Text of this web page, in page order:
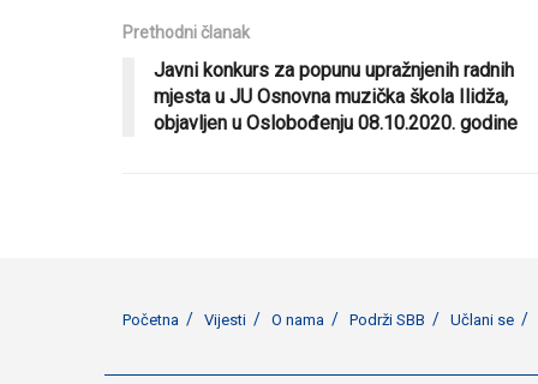
Prethodni članak
Javni konkurs za popunu upražnjenih radnih
mjesta u JU Osnovna muzička škola Ilidža,
objavljen u Oslobođenju 08.10.2020. godine
Početna Vijesti O nama Podrži SBB Učlani se